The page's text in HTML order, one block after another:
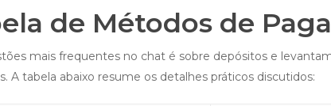
de Métodos de
mais frequentes no chat é sobre depósitos e
A tabela abaixo resume os detalhes práticos discutidos: